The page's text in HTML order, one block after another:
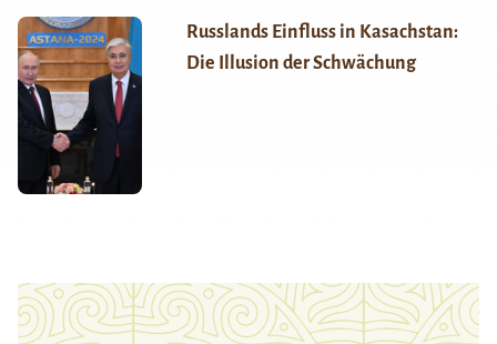
Russlands Einfluss in Kasachstan:
Die Illusion der Schwächung